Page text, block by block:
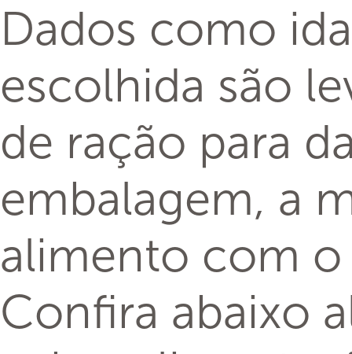
Dados como
escolhida são
de ração para
embalagem, a
alimento com o
Confira abaixo